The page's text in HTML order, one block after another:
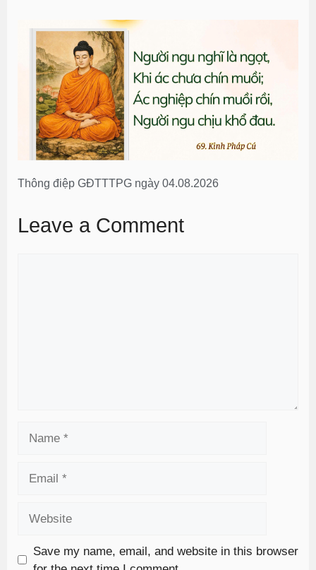
Thông điệp GĐTTTPG ngày 04.08.2026
Leave a Comment
Save my name, email, and website in this browser